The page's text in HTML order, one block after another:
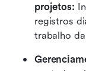
projetos:
registros
trabalho